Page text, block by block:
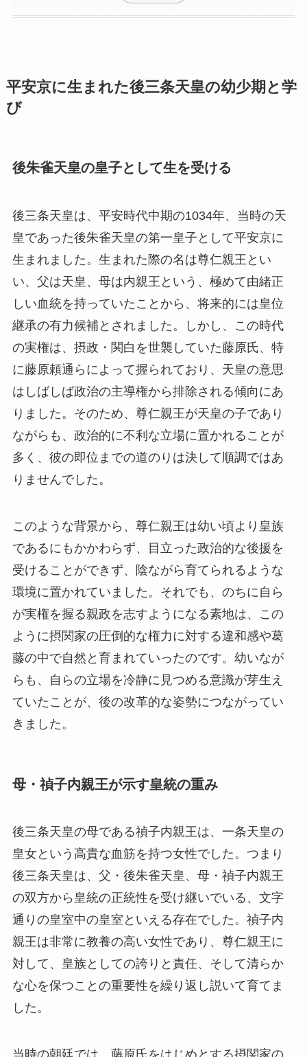
平安京に生まれた後三条天皇の幼少期と学
び
後朱雀天皇の皇子として生を受ける
後三条天皇は、平安時代中期の1034年、当時の天
皇であった後朱雀天皇の第一皇子として平安京に
生まれました。生まれた際の名は尊仁親王とい
い、父は天皇、母は内親王という、極めて由緒正
しい血統を持っていたことから、将来的には皇位
継承の有力候補とされました。しかし、この時代
の実権は、摂政・関白を世襲していた藤原氏、特
に藤原頼通らによって握られており、天皇の意思
はしばしば政治の主導権から排除される傾向にあ
りました。そのため、尊仁親王が天皇の子であり
ながらも、政治的に不利な立場に置かれることが
多く、彼の即位までの道のりは決して順調ではあ
りませんでした。
このような背景から、尊仁親王は幼い頃より皇族
であるにもかかわらず、目立った政治的な後援を
受けることができず、陰ながら育てられるような
環境に置かれていました。それでも、のちに自ら
が実権を握る親政を志すようになる素地は、この
ように摂関家の圧倒的な権力に対する違和感や葛
藤の中で自然と育まれていったのです。幼いなが
らも、自らの立場を冷静に見つめる意識が芽生え
ていたことが、後の改革的な姿勢につながってい
きました。
母・禎子内親王が示す皇統の重み
後三条天皇の母である禎子内親王は、一条天皇の
皇女という高貴な血筋を持つ女性でした。つまり
後三条天皇は、父・後朱雀天皇、母・禎子内親王
の双方から皇統の正統性を受け継いでいる、文字
通りの皇室中の皇室といえる存在でした。禎子内
親王は非常に教養の高い女性であり、尊仁親王に
対して、皇族としての誇りと責任、そして清らか
な心を保つことの重要性を繰り返し説いて育てま
した。
当時の朝廷では、藤原氏をはじめとする摂関家の